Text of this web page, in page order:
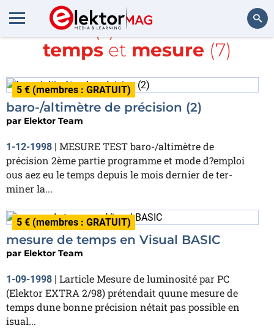
Rechercher
Article(s) avec la balise
tempset mesure (7)
5 € (membres : GRATUIT)
baro-/altimètre de précision (2)
par Elektor Team
1-12-1998 | MESURE TEST baro-/altimètre de
précision 2ème partie programme et mode d?emploi
ous aez eu le temps depuis le mois dernier de ter-
miner la...
5 € (membres : GRATUIT)
mesure de temps en Visual BASIC
par Elektor Team
1-09-1998 | Larticle Mesure de luminosité par PC
(Elektor EXTRA 2/98) prétendait quune mesure de
temps dune bonne précision nétait pas possible en
isual...